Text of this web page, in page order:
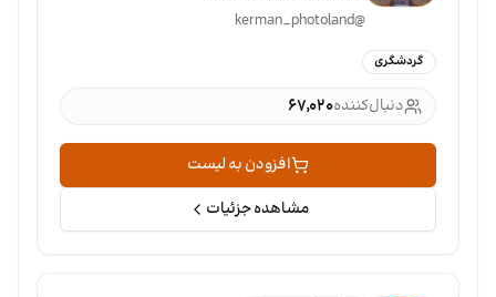
@
kerman_photoland
گردشگری
دنبال‌کننده۶۷٬۰۲۰
افزودن به لیست
مشاهده جزئیات